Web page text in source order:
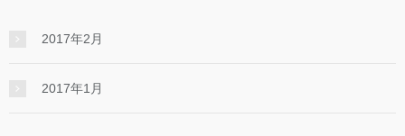
2017年2月
2017年1月